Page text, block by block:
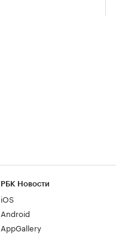
РБК Новости
iOS
Android
AppGallery